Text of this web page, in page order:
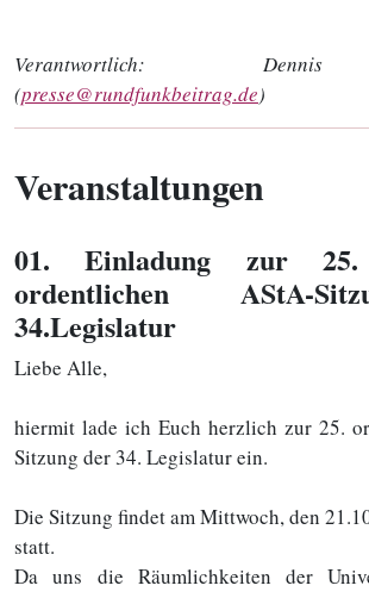
Verantwortlich: Dennis
(presse@rundfunkbeitrag.de)
Veranstaltungen
01. Einladung zur 25.
ordentlichen AStA-
34.Legislatur
Liebe Alle,
hiermit lade ich Euch herzlich zur 25.
Sitzung der 34. Legislatur ein.
Die Sitzung findet am Mittwoch, den
statt.
Da uns die Räumlichkeiten der